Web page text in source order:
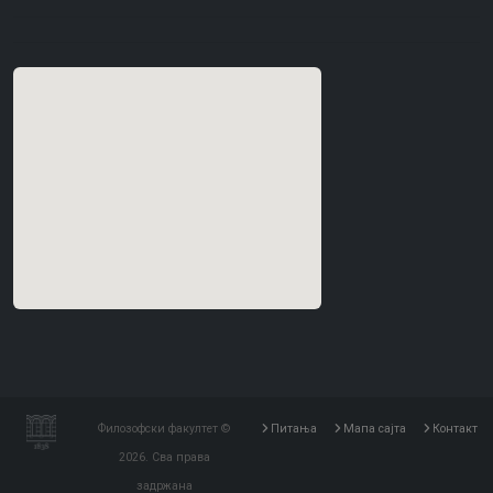
Филозофски факултет ©
2026. Сва права
задржана
Питања Мапа сајта Контакт